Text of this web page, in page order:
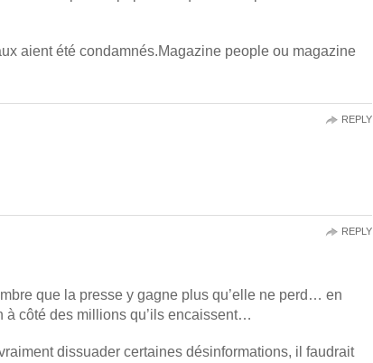
aient été condamnés.Magazine people ou magazine
REPLY
que la presse y gagne plus qu’elle ne perd… en
à côté des millions qu’ils encaissent…
dissuader certaines désinformations, il faudrait
REPLY